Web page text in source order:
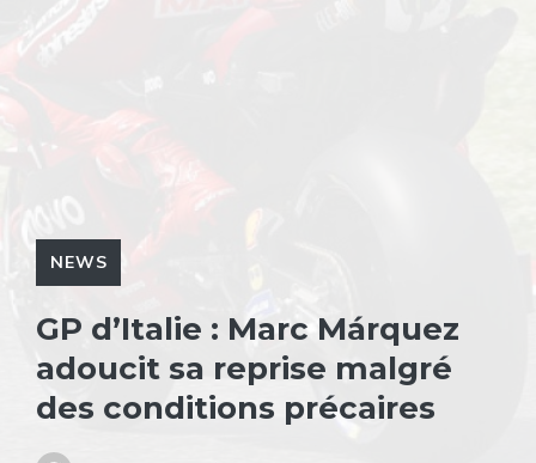
NEWS
GP d’Italie : Marc Márquez
adoucit sa reprise malgré
des conditions précaires